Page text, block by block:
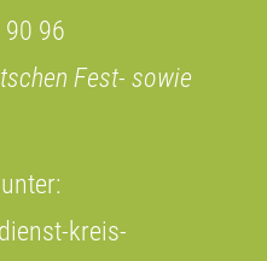
96
Fest- sowie
kreis-